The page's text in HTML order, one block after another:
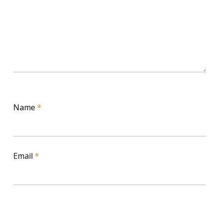
Name *
Email *